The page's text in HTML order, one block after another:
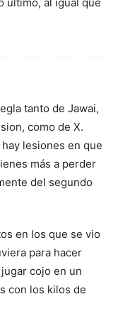
tanto de Jawai,
como de X.
lesiones en que
más a perder
del segundo
en los que se vio
para hacer
cojo en un
con los kilos de